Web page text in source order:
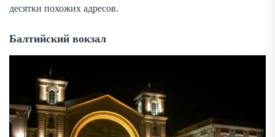
десятки похожих адресов.
Балтийский вокзал